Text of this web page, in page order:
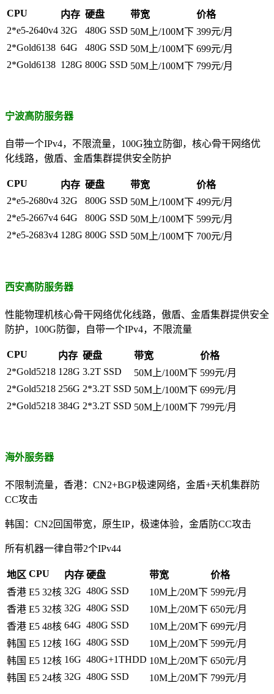
CPU 内存 硬盘 带宽
价格
2*e5-2640v4 32G 480G SSD 50M上/100M下 399元/月
2*Gold6138 64G 480G SSD 50M上/100M下 699元/月
2*Gold6138 128G 800G SSD 50M上/100M下 799元/月
宁波高防服务器
自带一个IPv4，不限流量，100G独立防御，核心骨干网络优
化线路，傲盾、金盾集群提供安全防护
CPU 内存 硬盘 带宽
价格
2*e5-2680v4 32G 800G SSD 50M上/100M下 499元/月
2*e5-2667v4 64G 800G SSD 50M上/100M下 599元/月
2*e5-2683v4 128G 800G SSD 50M上/100M下 700元/月
西安高防服务器
性能物理机核心骨干网络优化线路，傲盾、金盾集群提供安全
防护，100G防御，自带一个IPv4，不限流量
CPU 内存 硬盘 带宽
价格
2*Gold5218 128G 3.2T SSD 50M上/100M下 599元/月
2*Gold5218 256G 2*3.2T SSD 50M上/100M下 699元/月
2*Gold5218 384G 2*3.2T SSD 50M上/100M下 799元/月
海外服务器
不限制流量，香港：CN2+BGP极速网络，金盾+天机集群防
CC攻击
韩国：CN2回国带宽，原生IP，极速体验，金盾防CC攻击
所有机器一律自带2个IPv44
地区 CPU 内存 硬盘 带宽
价格
香港 E5 32核 32G 480G SSD 10M上/20M下 599元/月
香港 E5 32核 32G 480G SSD 10M上/20M下 650元/月
香港 E5 48核 64G 480G SSD 10M上/20M下 699元/月
韩国 E5 12核 16G 480G SSD 10M上/20M下 599元/月
韩国 E5 12核 16G 480G+1THDD 10M上/20M下 650元/月
韩国 E5 24核 32G 480G SSD 10M上/20M下 799元/月